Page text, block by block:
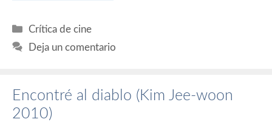
Categorías
Crítica de cine
Deja un comentario
Encontré al diablo (Kim Jee-woon
2010)